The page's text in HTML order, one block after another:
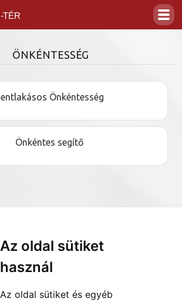
Az oldal sütiket
használ
Az oldal sütiket és egyéb
ÖNKÉNTESSÉG
Önkéntesség
Önkéntes segítő